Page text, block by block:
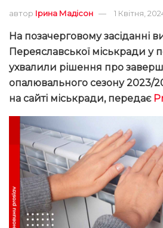
автор Ірина Мадісон 1 Квітня,
На позачерговому засіданні
Переяславської міськради у
ухвалили рішення про
опалювального сезону 2023/
на сайті міськради, передає